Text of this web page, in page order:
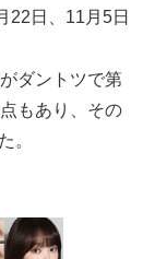
22日、11月5日
ダントツで第
もあり、その
。